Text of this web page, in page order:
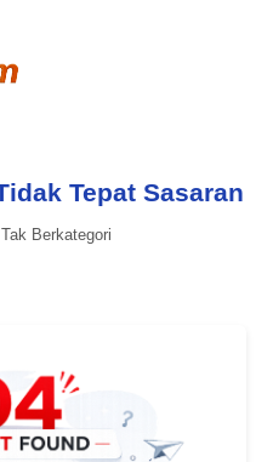
Tepat Sasaran
Tak Berkategori